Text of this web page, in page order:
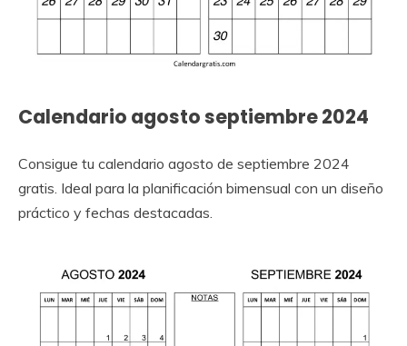
Calendario agosto septiembre 2024
Consigue tu calendario agosto de septiembre 2024
gratis. Ideal para la planificación bimensual con un diseño
práctico y fechas destacadas.